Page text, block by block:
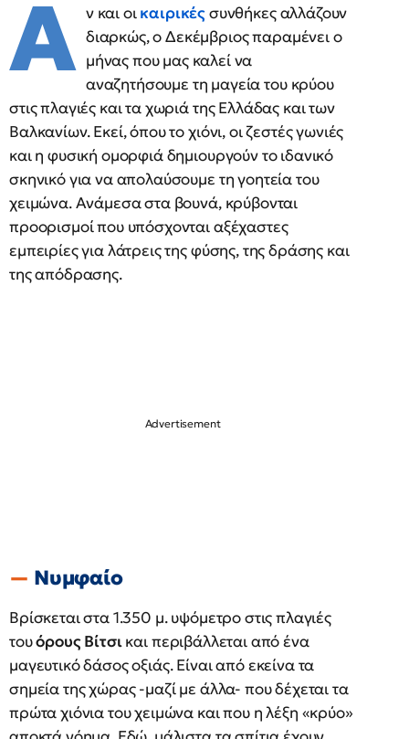
Α ν και οικαιρικέςσυνθήκες αλλάζουν
διαρκώς, ο Δεκέμβριος παραμένει ο
μήνας που μας καλεί να
αναζητήσουμε τη μαγεία του κρύου
στις πλαγιές και τα χωριά της Ελλάδας και των
Βαλκανίων. Εκεί, όπου το χιόνι, οι ζεστές γωνιές
και η φυσική ομορφιά δημιουργούν το ιδανικό
σκηνικό για να απολαύσουμε τη γοητεία του
χειμώνα. Ανάμεσα στα βουνά, κρύβονται
προορισμοί που υπόσχονται αξέχαστες
εμπειρίες για λάτρεις της φύσης, της δράσης και
της απόδρασης.
Νυμφαίο
Βρίσκεται στα 1.350 μ. υψόμετρο στις πλαγιές
τουόρους Βίτσικαι περιβάλλεται από ένα
μαγευτικό δάσος οξιάς. Είναι από εκείνα τα
σημεία της χώρας -μαζί με άλλα- που δέχεται τα
πρώτα χιόνια του χειμώνα και που η λέξη «κρύο»